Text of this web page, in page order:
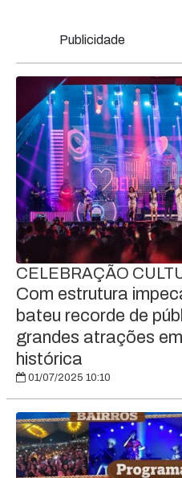
Publicidade
CELEBRAÇÃO
Com estrutura
bateu recorde de
grandes atrações
histórica
01/07/2025 10:10